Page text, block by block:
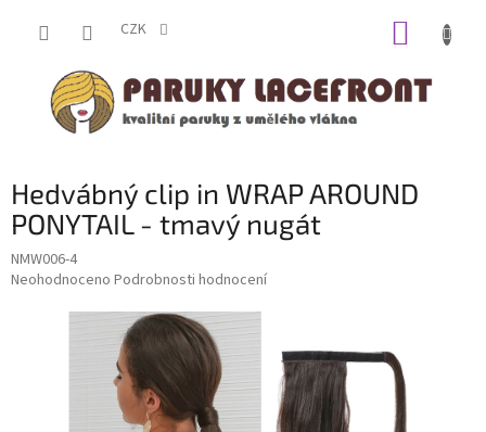
CZK
Hedvábný clip in WRAP AROUND
PONYTAIL - tmavý nugát
NMW006-4
Průměrné
Neohodnoceno Podrobnosti hodnocení